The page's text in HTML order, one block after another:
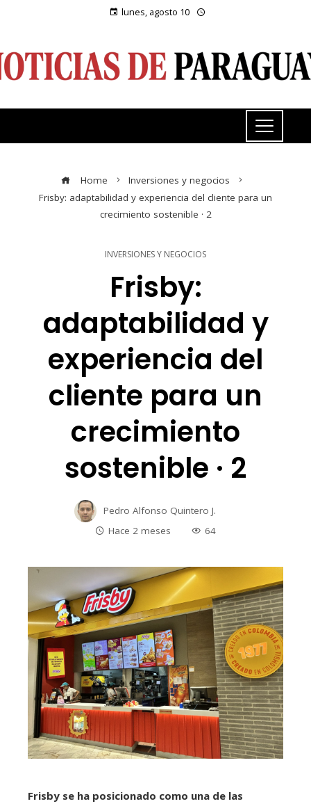
lunes, agosto 10
Home
Inversiones y negocios
Frisby: adaptabilidad y experiencia del cliente para un
crecimiento sostenible · 2
INVERSIONES Y NEGOCIOS
Frisby:
adaptabilidad y
experiencia del
cliente para un
crecimiento
sostenible · 2
Pedro Alfonso Quintero J.
Hace 2 meses
64
Frisby se ha posicionado como una de las